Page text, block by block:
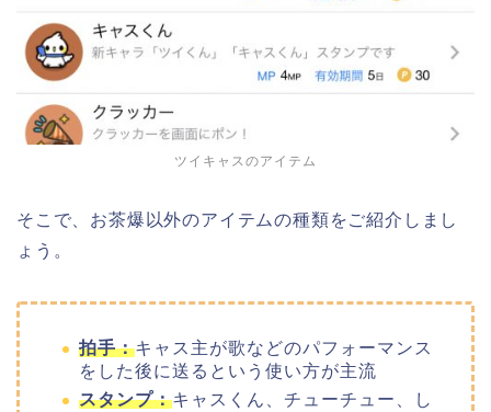
ツイキャスのアイテム
そこで、お茶爆以外のアイテムの種類をご紹介しまし
ょう。
拍手：キャス主が歌などのパフォーマンス
をした後に送るという使い方が主流
スタンプ：キャスくん、チューチュー、し